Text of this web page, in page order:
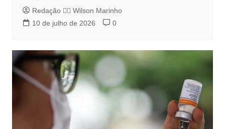
Redação 👨‍⚖️​ Wilson Marinho
10 de julho de 2026
0